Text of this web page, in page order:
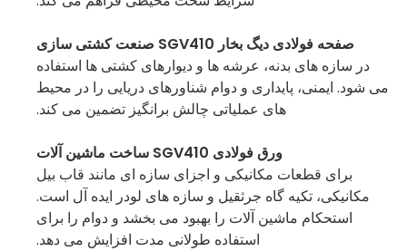
صفحه فولادی دیگ بخار SGV410 صنعت کشتی سازی
در سازه های بدنه، عرشه ها و دیوارهای کشتی ها استفاده
می شود. ایمنی، پایداری و دوام شناورهای دریایی را در محیط
های عملیاتی چالش برانگیز تضمین می کند.
ورق فولادی SGV410 ساخت ماشین آلات
برای قطعات مکانیکی و اجزای سازه ای مانند قاب بیل
مکانیکی، تکیه گاه جرثقیل و سازه های لودر ایده آل است.
استحکام ماشین آلات را بهبود می بخشد و دوام را برای
استفاده طولانی مدت افزایش می دهد.